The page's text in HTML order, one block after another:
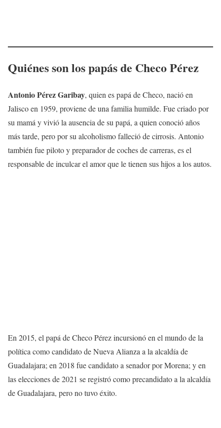
Quiénes son los papás de Checo Pérez
Antonio Pérez Garibay, quien es papá de Checo, nació en
Jalisco en 1959, proviene de una familia humilde. Fue criado por
su mamá y vivió la ausencia de su papá, a quien conoció años
más tarde, pero por su alcoholismo falleció de cirrosis. Antonio
también fue piloto y preparador de coches de carreras, es el
responsable de inculcar el amor que le tienen sus hijos a los autos.
En 2015, el papá de Checo Pérez incursionó en el mundo de la
política como candidato de Nueva Alianza a la alcaldía de
Guadalajara; en 2018 fue candidato a senador por Morena; y en
las elecciones de 2021 se registró como precandidato a la alcaldía
de Guadalajara, pero no tuvo éxito.